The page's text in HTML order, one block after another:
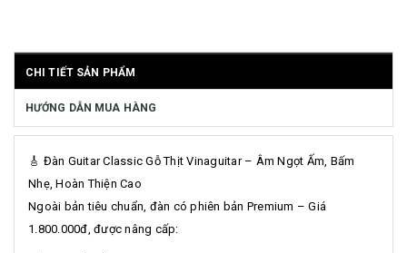
CHI TIẾT SẢN PHẨM
HƯỚNG DẪN MUA HÀNG
🎸 Đàn Guitar Classic Gỗ Thịt Vinaguitar – Âm Ngọt Ấm, Bấm
Nhẹ, Hoàn Thiện Cao
Ngoài bản tiêu chuẩn, đàn có phiên bản Premium – Giá
1.800.000đ, được nâng cấp: